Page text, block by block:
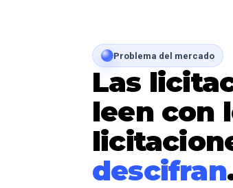
Problema del mercado
Las
leen con
descifran